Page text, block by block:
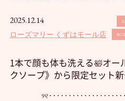
2025.12.14
ローズマリー くずはモール店
1本で顔も体も洗える🛀オー
クソープ》から限定セット
୨୧･･････････････････